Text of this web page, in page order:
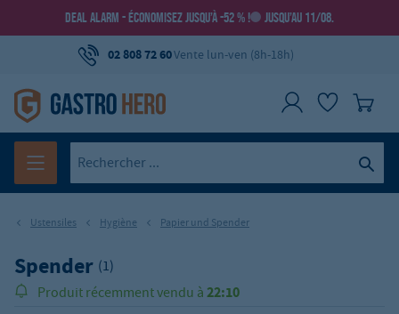
DEAL ALARM - ÉCONOMISEZ JUSQU’À -52 % ! JUSQU’AU 11/08.
02 808 72 60Vente lun-ven (8h-18h)
Ustensiles Hygiène Papier und Spender
Spender (1)
Produit récemment vendu à 22:10